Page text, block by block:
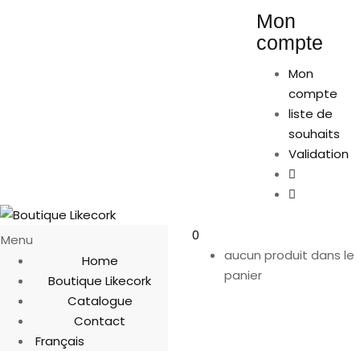
Mon
compte
Mon
compte
liste de
souhaits
Validation
Menu
Home
Boutique Likecork
Catalogue
Contact
Français
0
aucun produit dans le
panier